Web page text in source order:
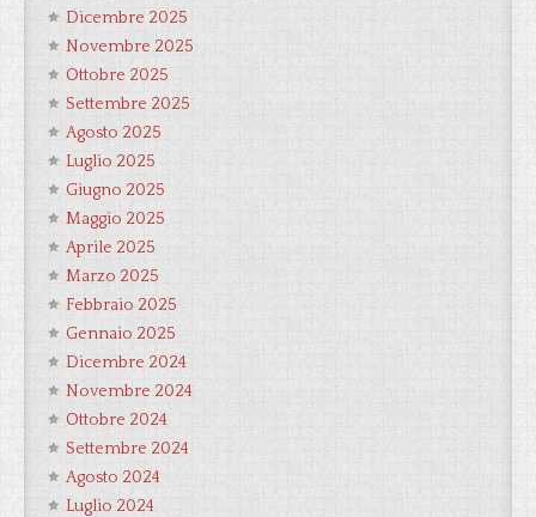
Dicembre 2025
Novembre 2025
Ottobre 2025
Settembre 2025
Agosto 2025
Luglio 2025
Giugno 2025
Maggio 2025
Aprile 2025
Marzo 2025
Febbraio 2025
Gennaio 2025
Dicembre 2024
Novembre 2024
Ottobre 2024
Settembre 2024
Agosto 2024
Luglio 2024